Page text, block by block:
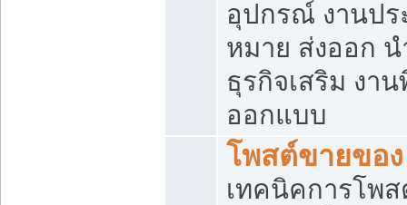
อุปกรณ์ งานป
หมาย ส่งออก น
ธุรกิจเสริม งา
ออกแบบ
โพสต์ขายของ
เทคนิคการโพ